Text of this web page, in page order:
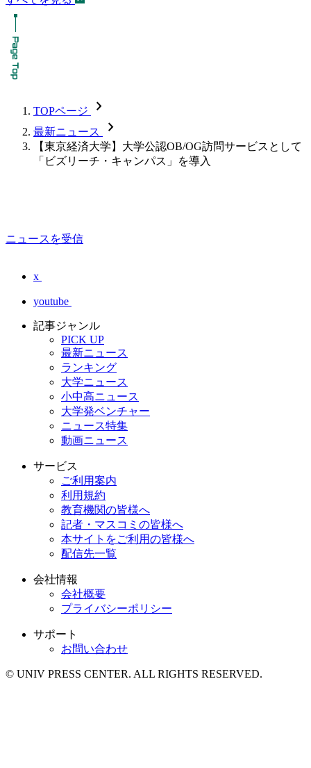
TOPページ chevron_forward
最新ニュース chevron_forward
【東京経済大学】大学公認OB/OG訪問サービスとして
「ビズリーチ・キャンパス」を導入
ニュースを受信
x
youtube
記事ジャンル
PICK UP
最新ニュース
ランキング
大学ニュース
小中高ニュース
大学発ベンチャー
ニュース特集
動画ニュース
サービス
ご利用案内
利用規約
教育機関の皆様へ
記者・マスコミの皆様へ
本サイトをご利用の皆様へ
配信先一覧
会社情報
会社概要
プライバシーポリシー
サポート
お問い合わせ
© UNIV PRESS CENTER. ALL RIGHTS RESERVED.